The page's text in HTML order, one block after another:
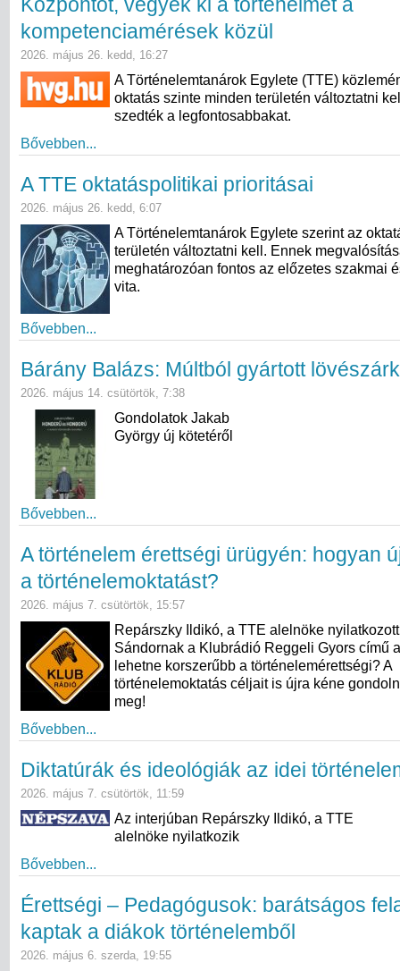
kompetenciamérések közül
2026. május 26. kedd, 16:27
A Történelemtanárok Egylete (TTE)
oktatás szinte minden területén változtatni
szedték a legfontosabbakat.
Bővebben...
A TTE oktatáspolitikai prioritásai
2026. május 26. kedd, 6:07
A Történelemtanárok Egylete szerint az
területén változtatni kell. Ennek
meghatározóan fontos az előzetes szakmai
vita.
Bővebben...
Bárány Balázs: Múltból gyártott
2026. május 14. csütörtök, 7:38
Gondolatok Jakab
György új kötetéről
Bővebben...
A történelem érettségi ürügyén: hogyan
a történelemoktatást?
2026. május 7. csütörtök, 15:57
Repárszky Ildikó, a TTE alelnöke
Sándornak a Klubrádió Reggeli Gyors című
lehetne korszerűbb a történelemérettségi? A
történelemoktatás céljait is újra kéne
meg!
Bővebben...
Diktatúrák és ideológiák az idei
2026. május 7. csütörtök, 11:59
Az interjúban Repárszky Ildikó, a TTE
alelnöke nyilatkozik
Bővebben...
Érettségi – Pedagógusok: barátságos
kaptak a diákok történelemből
2026. május 6. szerda, 19:55